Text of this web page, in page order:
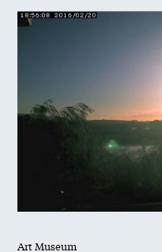
Art Museum